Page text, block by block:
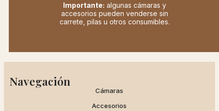
Importante: algunas cámaras y
accesorios pueden venderse sin
carrete, pilas u otros consumibles.
Navegación
Cámaras
Accesorios